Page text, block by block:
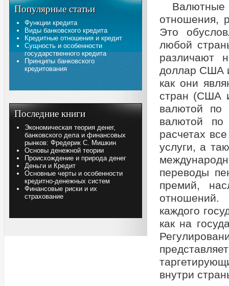
отношения,
Это
любой
различают
доллар США
как они
стран (США
валютой по
валютой
расчетах
услуги, а
переводы
премий,
каждого
как на
внутри
Популярные статьи
Функции кредита
Виды банковского кредита
Кредитные отношения и кредит
Сущность и особенности
государственного кредита
Принципы банковского
кредитования
Последние книги
Экономическая теория денег,
банковского дела и финансовых
рынков: Фредерик С. Мишкин
Основы денежной теории
Происхождение и природа денег
Деньги и Кредит
Основные черты и особенности
кредитно-денежных систем
Финансовые риски и их
страхование